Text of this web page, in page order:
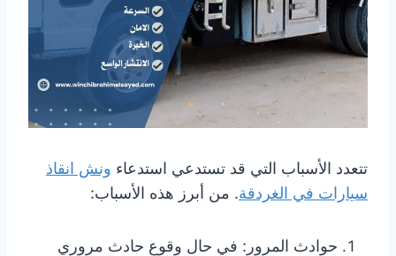
تتعدد الأسباب التي قد تستدعي استدعاء ونش انقاذ
سيارات في الغردقة. من أبرز هذه الأسباب:
حوادث المرور: في حال وقوع حادث مروري